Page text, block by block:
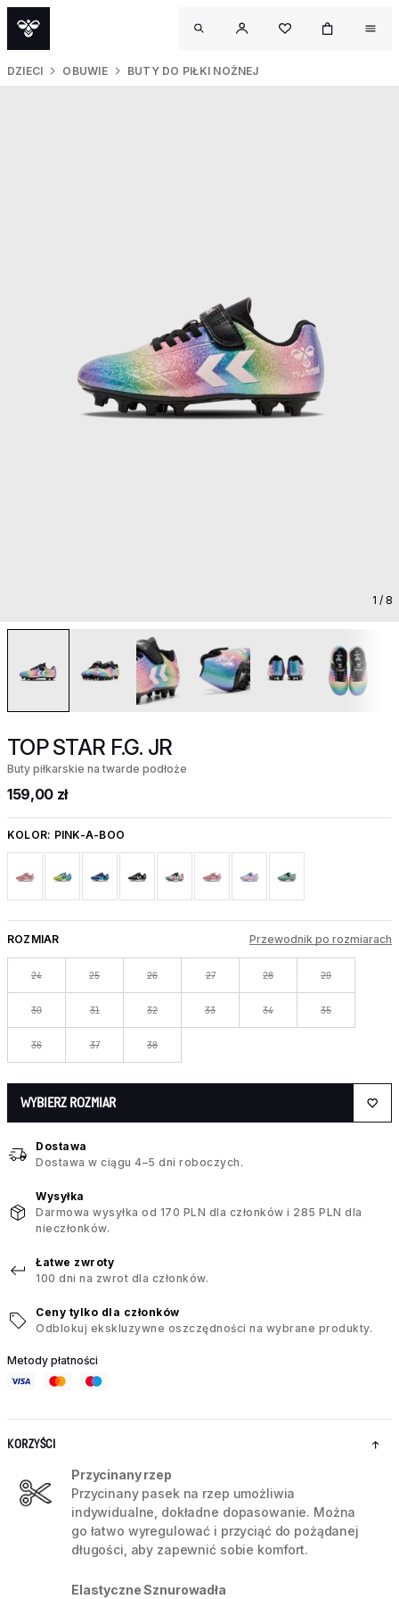
DZIECI OBUWIE BUTY DO PIŁKI NOŻNEJ
1 / 8
TOP STAR F.G. JR
Buty piłkarskie na twarde podłoże
159,00 zł
KOLOR: PINK-A-BOO
ROZMIAR Przewodnik po rozmiarach
24 25 26 27 28 29
30 31 32 33 34 35
36 37 38
WYBIERZ ROZMIAR
Dostawa
Dostawa w ciągu 4–5 dni roboczych.
Wysyłka
Darmowa wysyłka od 170 PLN dla członków i 285 PLN dla
nieczłonków.
Łatwe zwroty
100 dni na zwrot dla członków.
Ceny tylko dla członków
Odblokuj ekskluzywne oszczędności na wybrane produkty.
Metody płatności
KORZYŚCI
Przycinany rzep
Przycinany pasek na rzep umożliwia
indywidualne, dokładne dopasowanie. Można
go łatwo wyregulować i przyciąć do pożądanej
długości, aby zapewnić sobie komfort.
Elastyczne Sznurowadła